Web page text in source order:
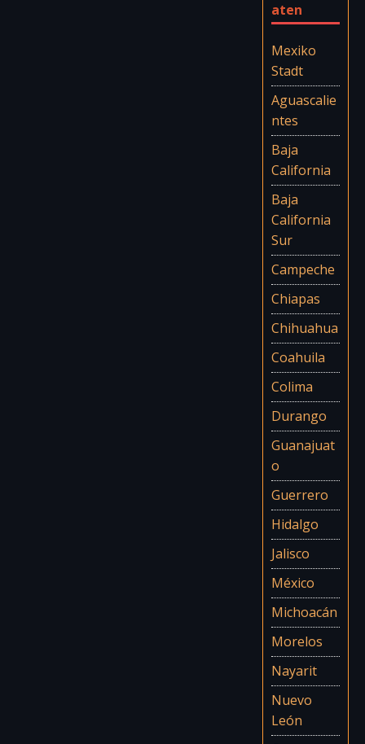
Mexiko
Aguascalie
ntes
Baja
California
Baja
California
Sur
Campeche
Chiapas
Chihuahua
Coahuila
Colima
Durango
Guanajuat
o
Guerrero
Hidalgo
Jalisco
México
Michoacán
Morelos
Nayarit
Nuevo
León
Oaxaca